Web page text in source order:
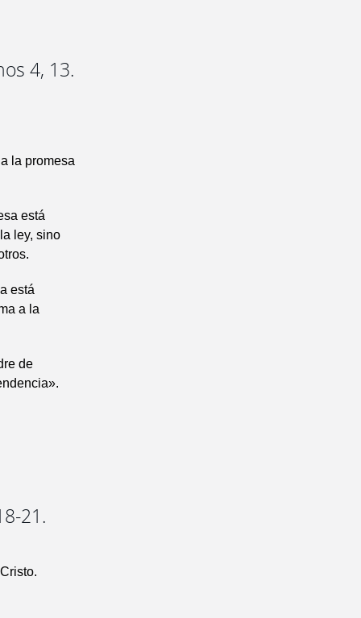
4, 13.
la promesa
está
ley, sino
está
a la
de
21.